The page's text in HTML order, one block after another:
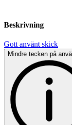
Beskrivning
Gott använt skick
Mindre tecken på